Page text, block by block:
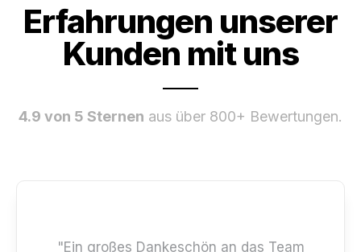
Erfahrungen unserer
Kunden mit uns
4.9 von 5 Sternen aus über 800+ Bewertungen.
"Ein großes Dankeschön an das Team